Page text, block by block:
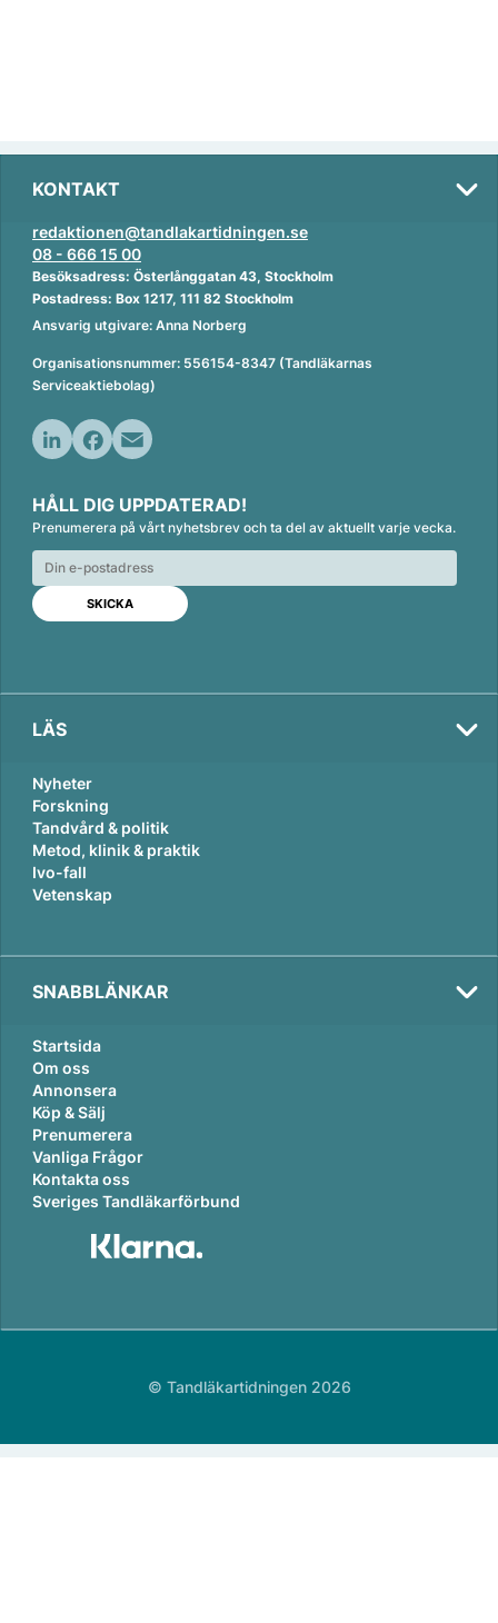
KONTAKT
redaktionen@tandlakartidningen.se
08 - 666 15 00
Besöksadress: Österlånggatan 43, Stockholm
Postadress: Box 1217, 111 82 Stockholm
Ansvarig utgivare: Anna Norberg
Organisationsnummer: 556154-8347 (Tandläkarnas
Serviceaktiebolag)
n
k
e
d
n
c
e
b
o
o
k
a
i
l
HÅLL DIG UPPDATERAD!
Prenumerera på vårt nyhetsbrev och ta del av aktuellt varje vecka.
LÄS
Nyheter
Forskning
Tandvård & politik
Metod, klinik & praktik
Ivo-fall
Vetenskap
SNABBLÄNKAR
Startsida
Om oss
Annonsera
Köp & Sälj
Prenumerera
Vanliga Frågor
Kontakta oss
Sveriges Tandläkarförbund
© Tandläkartidningen 2026